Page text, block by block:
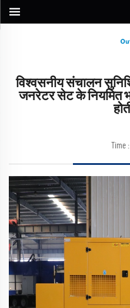
विश्वसनीय संचालन
जनरेटर सेट के नियमित